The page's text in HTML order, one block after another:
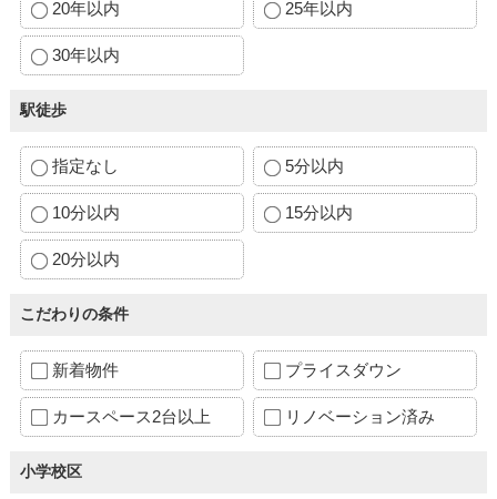
20年以内 25年以内
30年以内
駅徒歩
指定なし 5分以内
10分以内 15分以内
20分以内
こだわりの条件
新着物件 プライスダウン
カースペース2台以上 リノベーション済み
小学校区